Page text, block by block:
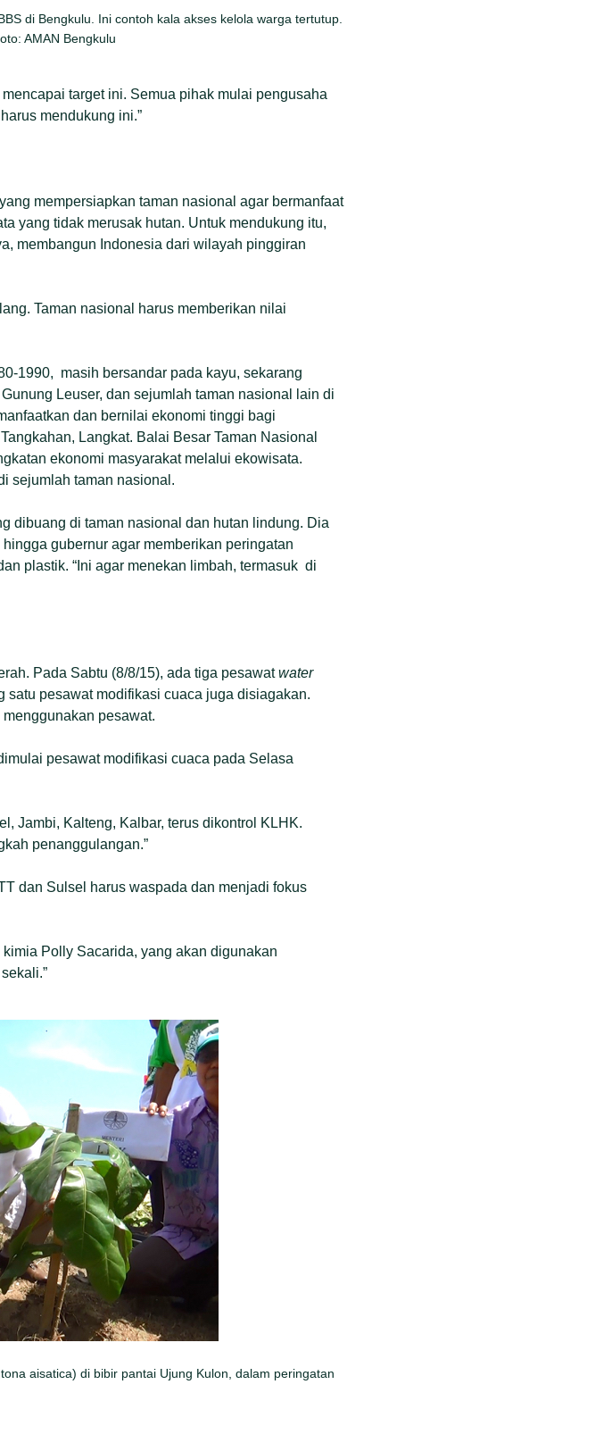
di Bengkulu. Ini contoh kala akses kelola warga tertutup.
AMAN Bengkulu
target ini. Semua pihak mulai pengusaha
mendukung ini.”
mempersiapkan taman nasional agar bermanfaat
yang tidak merusak hutan. Untuk mendukung itu,
membangun Indonesia dari wilayah pinggiran
Taman nasional harus memberikan nilai
1990, masih bersandar pada kayu, sekarang
Leuser, dan sejumlah taman nasional lain di
dan bernilai ekonomi tinggi bagi
Langkat. Balai Besar Taman Nasional
ekonomi masyarakat melalui ekowisata.
sejumlah taman nasional.
dibuang di taman nasional dan hutan lindung. Dia
gubernur agar memberikan peringatan
plastik. “Ini agar menekan limbah, termasuk di
Pada Sabtu (8/8/15), ada tiga pesawatwater
pesawat modifikasi cuaca juga disiagakan.
pesawat.
pesawat modifikasi cuaca pada Selasa
Jambi, Kalteng, Kalbar, terus dikontrol KLHK.
penanggulangan.”
dan Sulsel harus waspada dan menjadi fokus
Polly Sacarida, yang akan digunakan
aisatica) di bibir pantai Ujung Kulon, dalam peringatan